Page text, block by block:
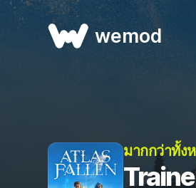
wemod
มากกว่าทั้ง